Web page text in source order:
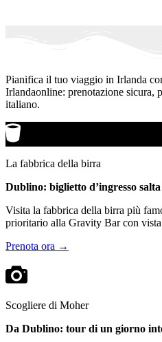
Pianifica il tuo viaggio in Irlanda
Irlandaonline: prenotazione sicura,
italiano.
La fabbrica della birra
Dublino: biglietto d’ingresso
Visita la fabbrica della birra più
prioritario alla Gravity Bar con
Prenota ora →
Scogliere di Moher
Da Dublino: tour di un giorno